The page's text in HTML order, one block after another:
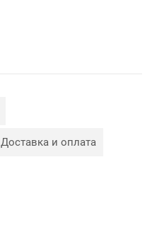
Доставка и оплата